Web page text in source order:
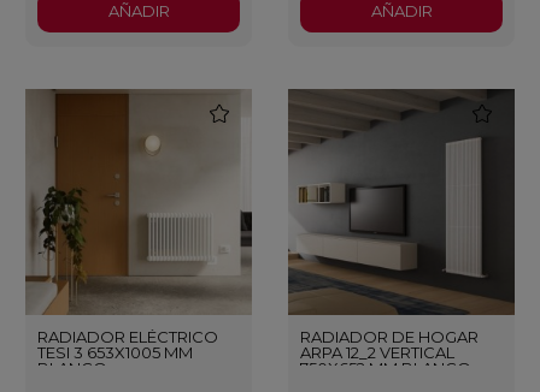
AÑADIR AÑADIR
RADIADOR ELÉCTRICO
TESI 3 653X1005 MM
BLANCO
RADIADOR DE HOGAR
ARPA 12_2 VERTICAL
750X652 MM BLANCO